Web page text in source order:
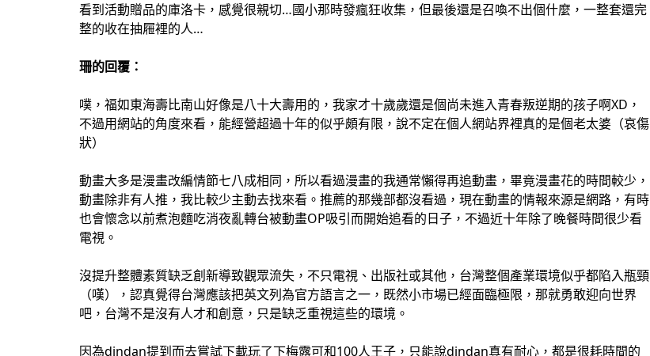
看到活動贈品的庫洛卡，感覺很親切…國小那時發瘋狂收集，但最後還是召喚不出個什麼，一整套還完
整的收在抽屜裡的人…
珊的回覆：
噗，福如東海壽比南山好像是八十大壽用的，我家才十歲歲還是個尚未進入青春叛逆期的孩子啊XD，
不過用網站的角度來看，能經營超過十年的似乎頗有限，說不定在個人網站界裡真的是個老太婆（哀傷
狀）
動畫大多是漫畫改編情節七八成相同，所以看過漫畫的我通常懶得再追動畫，畢竟漫畫花的時間較少，
動畫除非有人推，我比較少主動去找來看。推薦的那幾部都沒看過，現在動畫的情報來源是網路，有時
也會懷念以前煮泡麵吃消夜亂轉台被動畫OP吸引而開始追看的日子，不過近十年除了晚餐時間很少看
電視。
沒提升整體素質缺乏創新導致觀眾流失，不只電視、出版社或其他，台灣整個產業環境似乎都陷入瓶頸
（嘆），認真覺得台灣應該把英文列為官方語言之一，既然小市場已經面臨極限，那就勇敢迎向世界
吧，台灣不是沒有人才和創意，只是缺乏重視這些的環境。
因為dindan提到而去嘗試下載玩了下梅露可和100人王子，只能說dindan真有耐心，都是很耗時間的